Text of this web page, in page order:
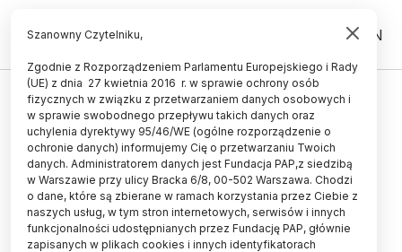
PL EN
ŚWIAT
COP26/ Miliardowi ludzi grożą
ekstremalne upały przy
globalnym wzroście temperatury
o 2 st. C
09.11.2021
aktualizacja: 09.11.2021
Szanowny Czytelniku,
Zgodnie z Rozporządzeniem Parlamentu Europejskiego i Rady
(UE) z dnia 27 kwietnia 2016 r. w sprawie ochrony osób
fizycznych w związku z przetwarzaniem danych osobowych i
w sprawie swobodnego przepływu takich danych oraz
uchylenia dyrektywy 95/46/WE (ogólne rozporządzenie o
ochronie danych) informujemy Cię o przetwarzaniu Twoich
danych. Administratorem danych jest Fundacja PAP,z siedzibą
w Warszawie przy ulicy Bracka 6/8, 00-502 Warszawa. Chodzi
o dane, które są zbierane w ramach korzystania przez Ciebie z
naszych usług, w tym stron internetowych, serwisów i innych
funkcjonalności udostępnianych przez Fundację PAP, głównie
zapisanych w plikach cookies i innych identyfikatorach